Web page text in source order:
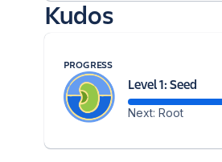
Kudos
PROGRESS
Level 1: Seed
Next: Root